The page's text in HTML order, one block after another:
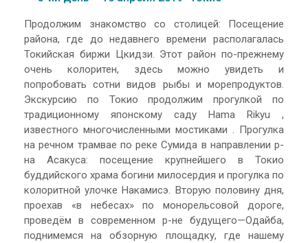
Продолжим знакомство со столицей: Посещение
района, где до недавнего времени располагалась
Токийская биржи Цкидзи. Этот район по-прежнему
очень колоритен, здесь можно увидеть и
попробовать сотни видов рыбы и морепродуктов.
Экскурсию по Токио продолжим прогулкой по
традиционному японскому саду Hama Rikyu ,
известного многочисленными мостиками . Прогулка
на речном трамвае по реке Сумида в направлении р-
на Асакуса: посещение крупнейшего в Токио
буддийского храма богини милосердия и прогулка по
колоритной улочке Накамисэ. Вторую половину дня,
проехав «в небесах» по монорельсовой дороге,
проведём в современном р-не будущего—Одайба,
поднимемся на обзорную площадку, где нашему